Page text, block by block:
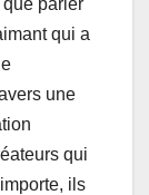
parler
qui a
une
qui
ils